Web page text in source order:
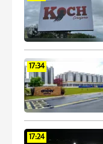
17:34
17:24